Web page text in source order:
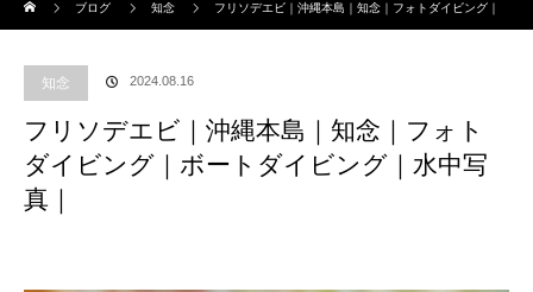
ブログ
知念 フリソデエビ｜沖縄本島｜知念｜フォトダイビング｜
知念 2024.08.16
フリソデエビ｜沖縄本島｜知念｜フォト
ダイビング｜ボートダイビング｜水中写
真｜